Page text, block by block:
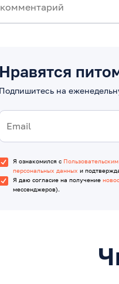
Нравятся
Подпишитесь на
Я ознакомился с
персональных данных и
Я даю согласие на получение
мессенджеров).